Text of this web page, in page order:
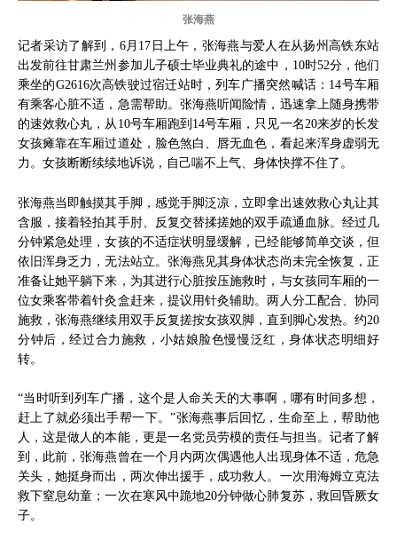
张海燕
记者采访了解到，6月17日上午，张海燕与爱人在从扬州高铁东站
出发前往甘肃兰州参加儿子硕士毕业典礼的途中，10时52分，他们
乘坐的G2616次高铁驶过宿迁站时，列车广播突然喊话：14号车厢
有乘客心脏不适，急需帮助。张海燕听闻险情，迅速拿上随身携带
的速效救心丸，从10号车厢跑到14号车厢，只见一名20来岁的长发
女孩瘫靠在车厢过道处，脸色煞白、唇无血色，看起来浑身虚弱无
力。女孩断断续续地诉说，自己喘不上气、身体快撑不住了。
张海燕当即触摸其手脚，感觉手脚泛凉，立即拿出速效救心丸让其
含服，接着轻拍其手肘、反复交替揉搓她的双手疏通血脉。经过几
分钟紧急处理，女孩的不适症状明显缓解，已经能够简单交谈，但
依旧浑身乏力，无法站立。张海燕见其身体状态尚未完全恢复，正
准备让她平躺下来，为其进行心脏按压施救时，与女孩同车厢的一
位女乘客带着针灸盒赶来，提议用针灸辅助。两人分工配合、协同
施救，张海燕继续用双手反复搓按女孩双脚，直到脚心发热。约20
分钟后，经过合力施救，小姑娘脸色慢慢泛红，身体状态明细好
转。
“当时听到列车广播，这个是人命关天的大事啊，哪有时间多想，
赶上了就必须出手帮一下。”张海燕事后回忆，生命至上，帮助他
人，这是做人的本能，更是一名党员劳模的责任与担当。记者了解
到，此前，张海燕曾在一个月内两次偶遇他人出现身体不适，危急
关头，她挺身而出，两次伸出援手，成功救人。一次用海姆立克法
救下窒息幼童；一次在寒风中跪地20分钟做心肺复苏，救回昏厥女
子。